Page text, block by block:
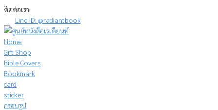
Skip
content
ติดต่อเรา:
Line ID: @radiantbook
Home
Gift Shop
Bible Covers
Bookmark
card
sticker
กรอบรูป